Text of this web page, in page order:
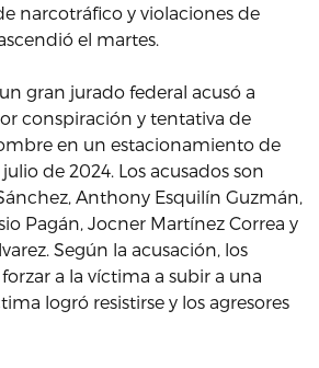
narcotráfico y violaciones de
el martes.
gran jurado federal acusó a
conspiración y tentativa de
en un estacionamiento de
de 2024. Los acusados son
Anthony Esquilín Guzmán,
Pagán, Jocner Martínez Correa y
Según la acusación, los
a la víctima a subir a una
logró resistirse y los agresores